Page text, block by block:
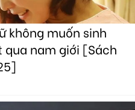
không muốn sinh
nam giới [Sách